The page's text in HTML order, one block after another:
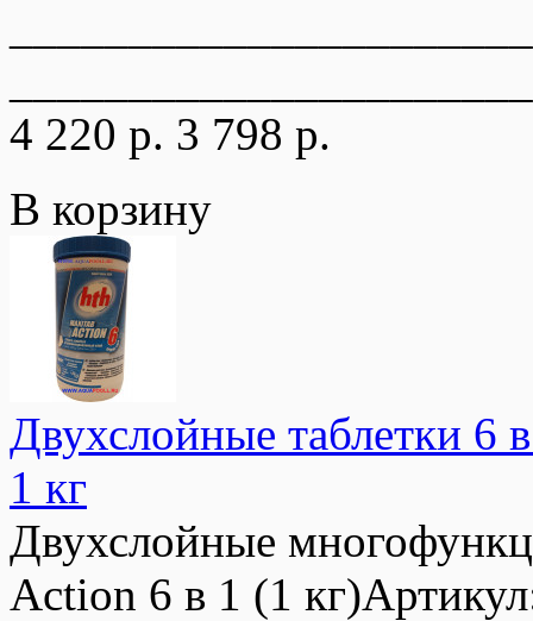
4 220 р. 3 798 р.
В корзину
Двухслойные таблетки
1 кг
Двухслойные
Action 6 в 1 (1